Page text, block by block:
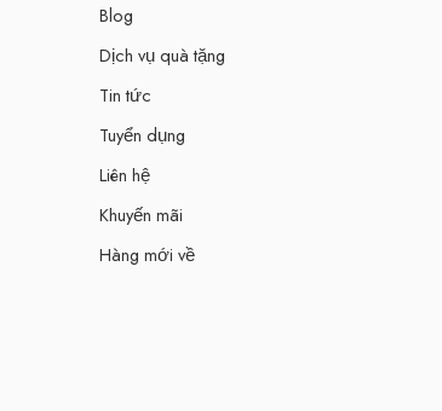
Blog
Dịch vụ quà tặng
Tin tức
Tuyển dụng
Liên hệ
Khuyến mãi
Hàng mới về